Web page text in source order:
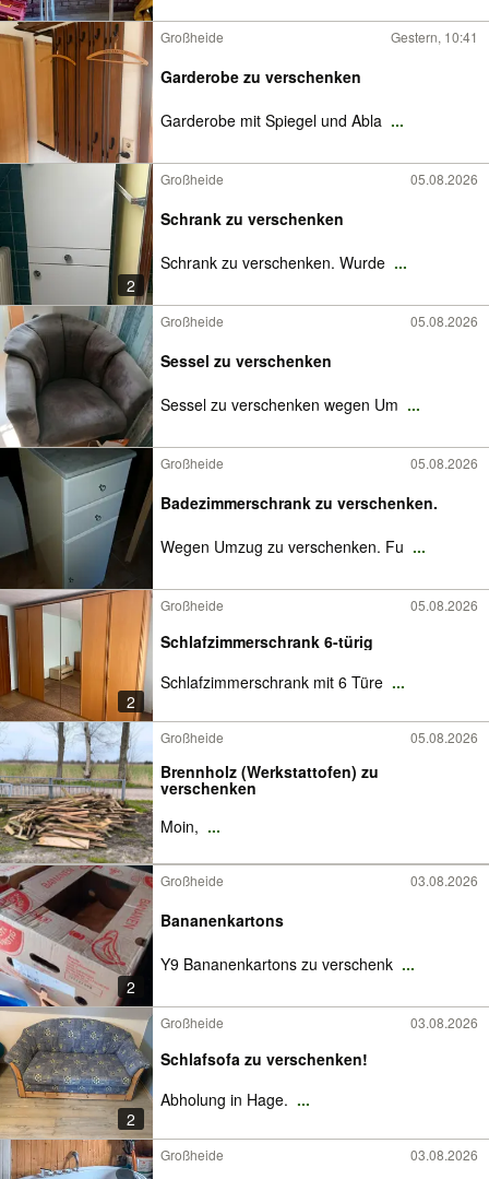
Großheide Gestern, 10:41
Garderobe zu verschenken
Garderobe mit Spiegel und Abla ...
2
Großheide 05.08.2026
Schrank zu verschenken
Schrank zu verschenken. Wurde ...
Großheide 05.08.2026
Sessel zu verschenken
Sessel zu verschenken wegen Um ...
Großheide 05.08.2026
Badezimmerschrank zu verschenken.
Wegen Umzug zu verschenken. Fu ...
2
Großheide 05.08.2026
Schlafzimmerschrank 6-türig
Schlafzimmerschrank mit 6 Türe ...
Großheide 05.08.2026
Brennholz (Werkstattofen) zu
verschenken
Moin, ...
2
Großheide 03.08.2026
Bananenkartons
Y9 Bananenkartons zu verschenk ...
2
Großheide 03.08.2026
Schlafsofa zu verschenken!
Abholung in Hage. ...
Großheide 03.08.2026